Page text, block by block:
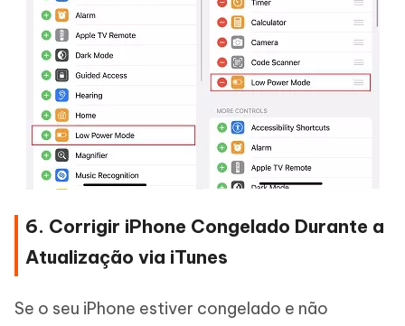
6. Corrigir iPhone Congelado Durante a
Atualização via iTunes
Se o seu iPhone estiver congelado e não